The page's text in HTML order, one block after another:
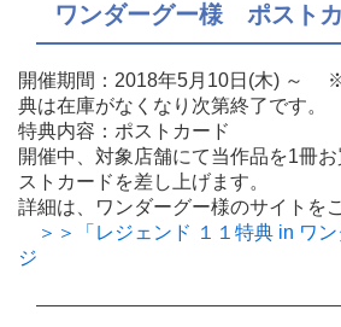
ワンダーグー様 ポスト
開催期間：2018年5月10日(木) ～
典は在庫がなくなり次第終了です。
特典内容：ポストカード
開催中、対象店舗にて当作品を1冊
ストカードを差し上げます。
詳細は、ワンダーグー様のサイトを
＞＞「レジェンド １１特典 in ワン
ジ